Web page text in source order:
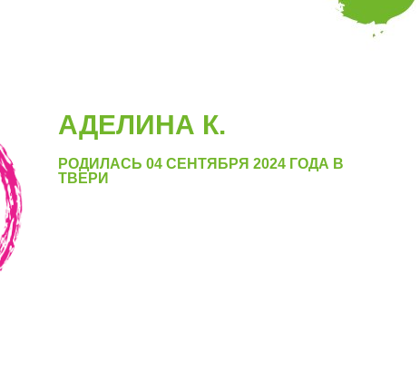
АДЕЛИНА К.
РОДИЛАСЬ 04 СЕНТЯБРЯ 2024 ГОДА В
ТВЕРИ